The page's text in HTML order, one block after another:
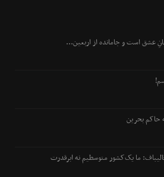
عشق است و جامانده از اربعین...
حاکم بحرین
ما یک‌کشور متوسطیم نه ابرقدرت